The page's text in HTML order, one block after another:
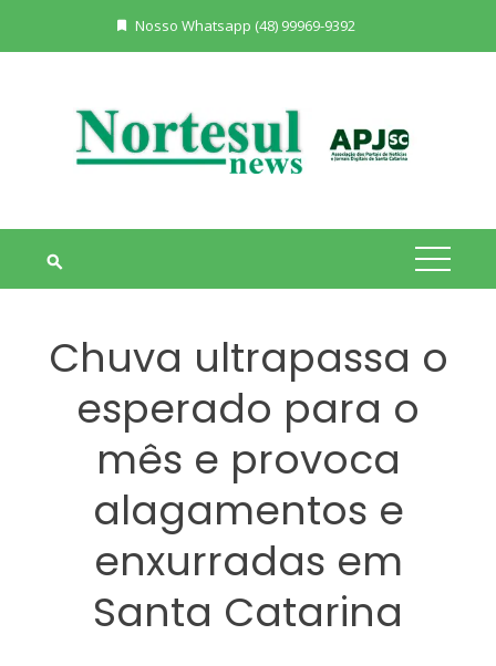
Nosso Whatsapp (48) 99969-9392
Chuva ultrapassa o
esperado para o
mês e provoca
alagamentos e
enxurradas em
Santa Catarina